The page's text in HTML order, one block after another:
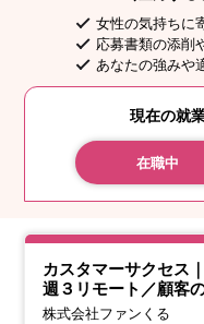
女性の気持ちに
応募書類の添削
あなたの強みや
現在の就
在職中
カスタマーサクセス
週３リモート／顧客
株式会社ファンくる